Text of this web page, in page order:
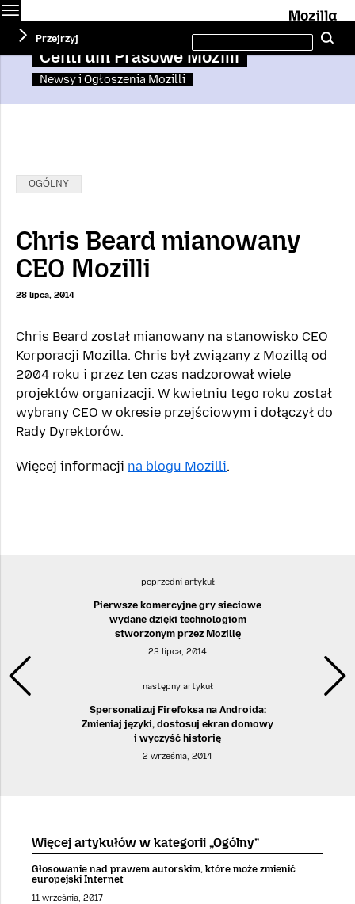
Centrum Prasowe Mozilli
Newsy i Ogłoszenia Mozilli
Przejrzyj
na
stronie
Kategorie:
OGÓLNY
Chris Beard mianowany
CEO Mozilli
28 lipca, 2014
Chris Beard został mianowany na stanowisko CEO
Korporacji Mozilla. Chris był związany z Mozillą od
2004 roku i przez ten czas nadzorował wiele
projektów organizacji. W kwietniu tego roku został
wybrany CEO w okresie przejściowym i dołączył do
Rady Dyrektorów.
Więcej informacji na blogu Mozilli.
poprzedni artykuł
Pierwsze komercyjne gry sieciowe
wydane dzięki technologiom
stworzonym przez Mozillę
23 lipca, 2014
następny artykuł
Spersonalizuj Firefoksa na Androida:
Zmieniaj języki, dostosuj ekran domowy
i wyczyść historię
2 września, 2014
Więcej artykułów w kategorii „Ogólny”
Głosowanie nad prawem autorskim, które może zmienić
europejski Internet
11 września, 2017